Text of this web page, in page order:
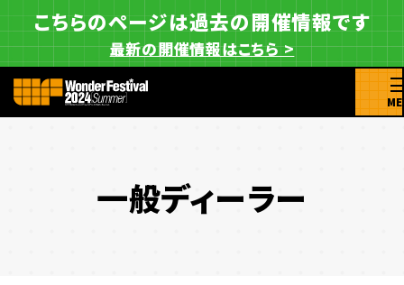
こちらのページは過去の開催情報です
最新の開催情報はこちら >
一般ディーラー